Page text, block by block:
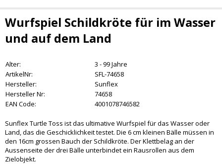
Wurfspiel Schildkröte für im Wasser
und auf dem Land
Alter:
3 - 99 Jahre
ArtikelNr:
SFL-74658
Hersteller:
Sunflex
Hersteller Nr:
74658
EAN Code:
4001078746582
Sunflex Turtle Toss ist das ultimative Wurfspiel für das Wasser oder
Land, das die Geschicklichkeit testet. Die 6 cm kleinen Bälle müssen in
den 16cm grossen Bauch der Schildkröte. Der Klettbelag an der
Aussenseite der drei Bälle unterbindet ein Rausrollen aus dem
Zielobjekt.